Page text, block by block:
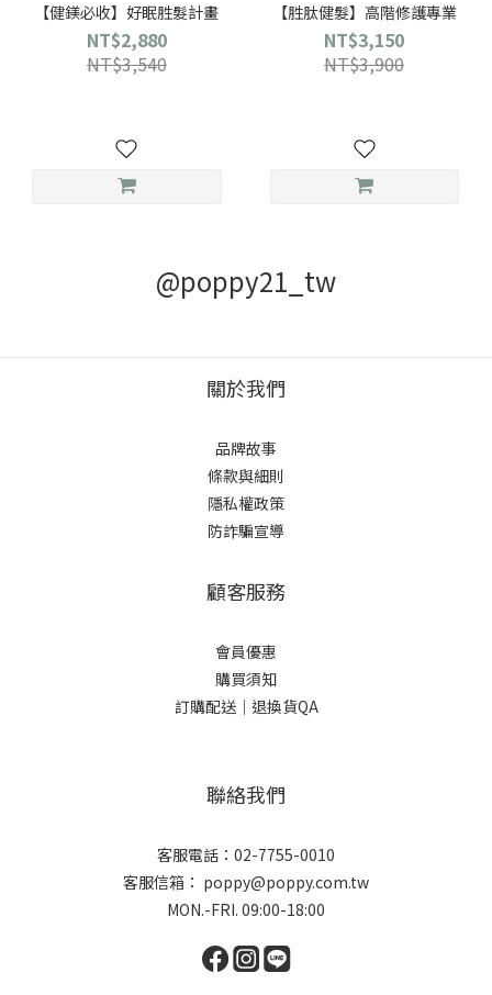
【健鎂必收】好眠胜髮計畫
NT$2,880
NT$3,540
【胜肽健髮】高階修護專業
NT$3,150
NT$3,900
@poppy21_tw
關於我們
品牌故事
條款與細則
隱私權政策
防詐騙宣導
顧客服務
會員優惠
購買須知
訂購配送｜退換貨QA
聯絡我們
客服電話：02-7755-0010
客服信箱： poppy@poppy.com.tw
MON.-FRI. 09:00-18:00